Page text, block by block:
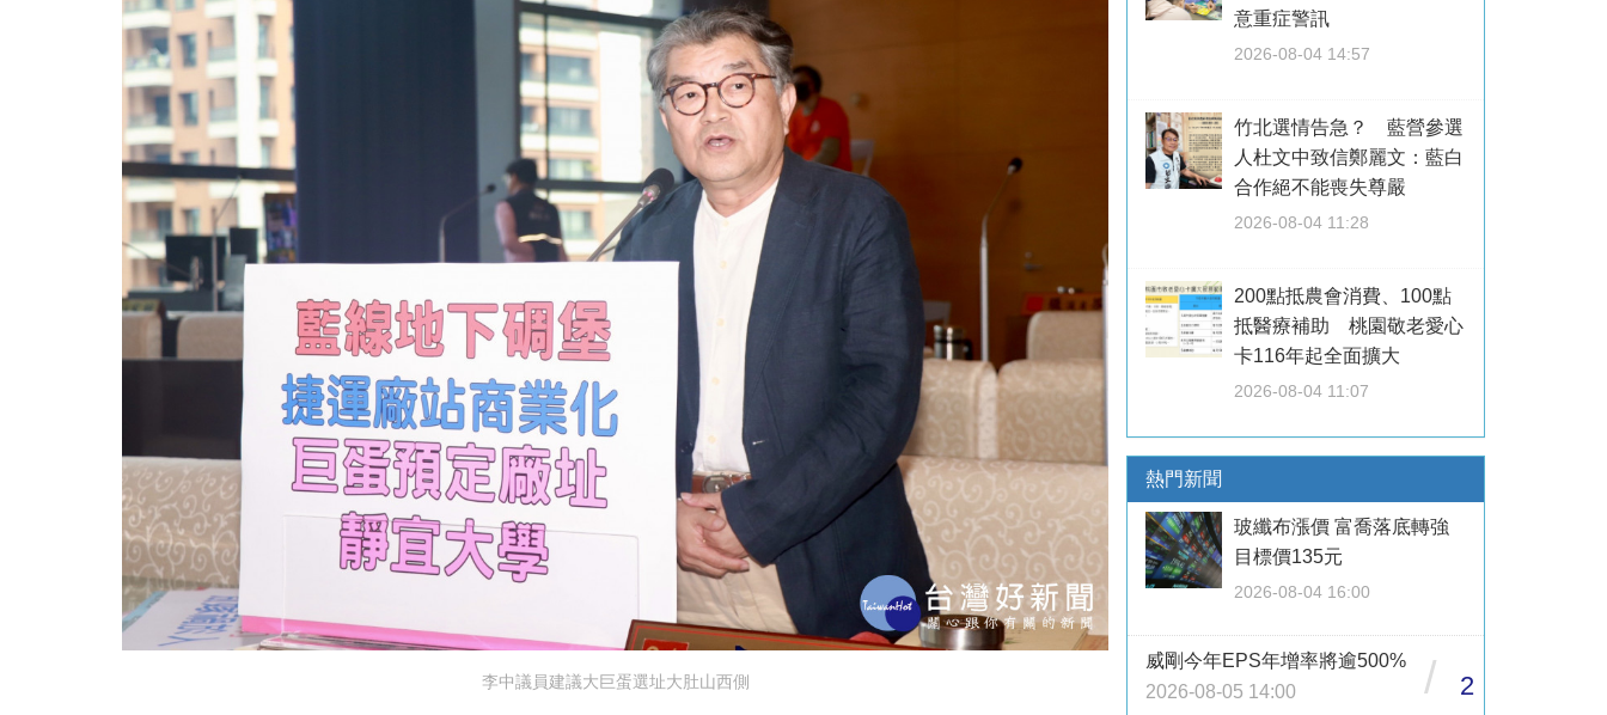
李中議員建議大巨蛋選址大肚山西側
意重症警訊
2026-08-04 14:57
竹北選情告急？ 藍營參選
人杜文中致信鄭麗文：藍白
合作絕不能喪失尊嚴
2026-08-04 11:28
200點抵農會消費、100點
抵醫療補助 桃園敬老愛心
卡116年起全面擴大
2026-08-04 11:07
熱門新聞
玻纖布漲價 富喬落底轉強
目標價135元
2026-08-04 16:00
威剛今年EPS年增率將逾500%
2026-08-05 14:00
/ 2